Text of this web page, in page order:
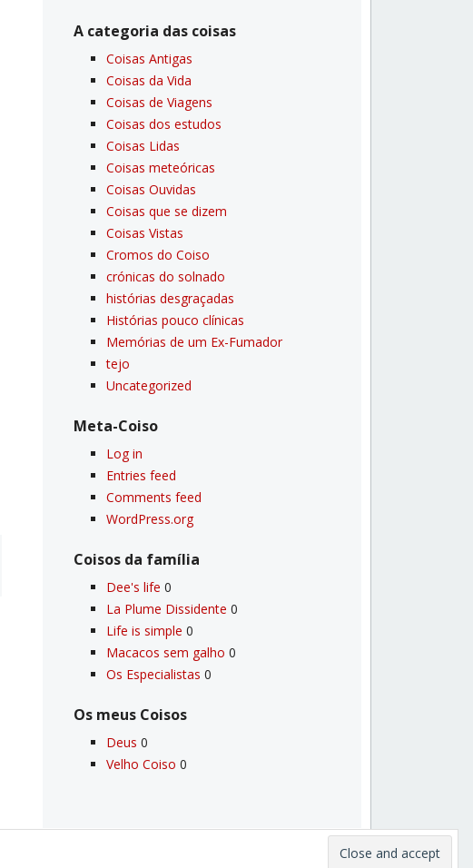
A categoria das coisas
Coisas Antigas
Coisas da Vida
Coisas de Viagens
Coisas dos estudos
Coisas Lidas
Coisas meteóricas
Coisas Ouvidas
Coisas que se dizem
Coisas Vistas
Cromos do Coiso
crónicas do solnado
histórias desgraçadas
Histórias pouco clí­nicas
Memórias de um Ex-Fumador
tejo
Uncategorized
Meta-Coiso
Log in
Entries feed
Comments feed
WordPress.org
Coisos da famí­lia
Dee's life 0
La Plume Dissidente 0
Life is simple 0
Macacos sem galho 0
Os Especialistas 0
Os meus Coisos
Deus 0
Velho Coiso 0